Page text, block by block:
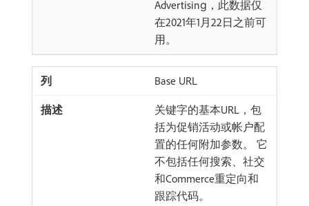
Advertising，此数据仅
在2021年1月22日之前可
用。
Base URL
关键字的基本URL，包
括为促销活动或帐户配
置的任何附加参数。 它
不包括任何搜索、社交
和Commerce重定向和
跟踪代码。